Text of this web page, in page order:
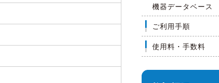
機器データベース
ご利用手順
使用料・手数料